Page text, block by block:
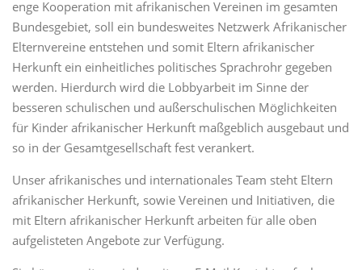
enge Kooperation mit afrikanischen Vereinen im gesamten
Bundesgebiet, soll ein bundesweites Netzwerk Afrikanischer
Elternvereine entstehen und somit Eltern afrikanischer
Herkunft ein einheitliches politisches Sprachrohr gegeben
werden. Hierdurch wird die Lobbyarbeit im Sinne der
besseren schulischen und außerschulischen Möglichkeiten
für Kinder afrikanischer Herkunft maßgeblich ausgebaut und
so in der Gesamtgesellschaft fest verankert.
Unser afrikanisches und internationales Team steht Eltern
afrikanischer Herkunft, sowie Vereinen und Initiativen, die
mit Eltern afrikanischer Herkunft arbeiten für alle oben
aufgelisteten Angebote zur Verfügung.